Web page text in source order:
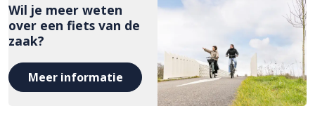
Wil je meer weten
over een fiets van de
zaak?
Meer informatie